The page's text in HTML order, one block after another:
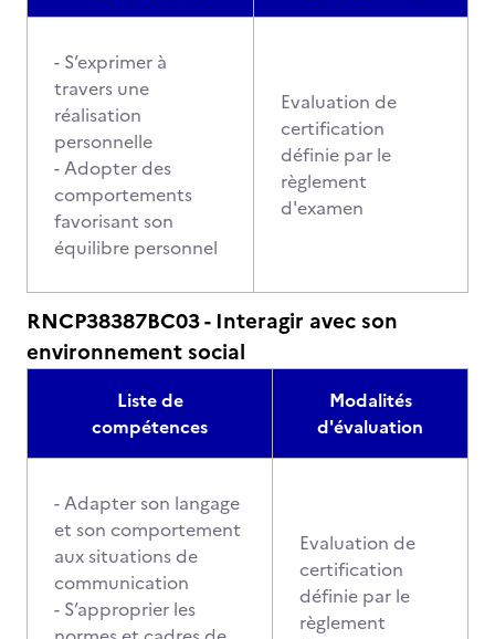
- S’exprimer à
travers une
réalisation
personnelle
- Adopter des
comportements
favorisant son
équilibre personnel
Evaluation de
certification
définie par le
règlement
d'examen
RNCP38387BC03 - Interagir avec son
environnement social
Liste de
compétences
Modalités
d'évaluation
- Adapter son langage
et son comportement
aux situations de
communication
- S’approprier les
Evaluation de
certification
définie par le
règlement